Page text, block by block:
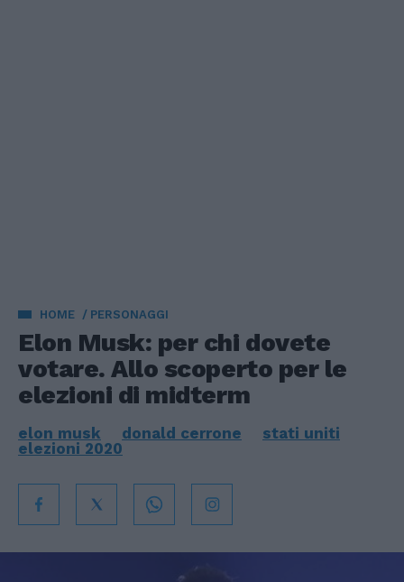
HOME PERSONAGGI
Elon Musk: per chi dovete
votare. Allo scoperto per le
elezioni di midterm
elon musk donald cerrone
stati uniti
elezioni 2020